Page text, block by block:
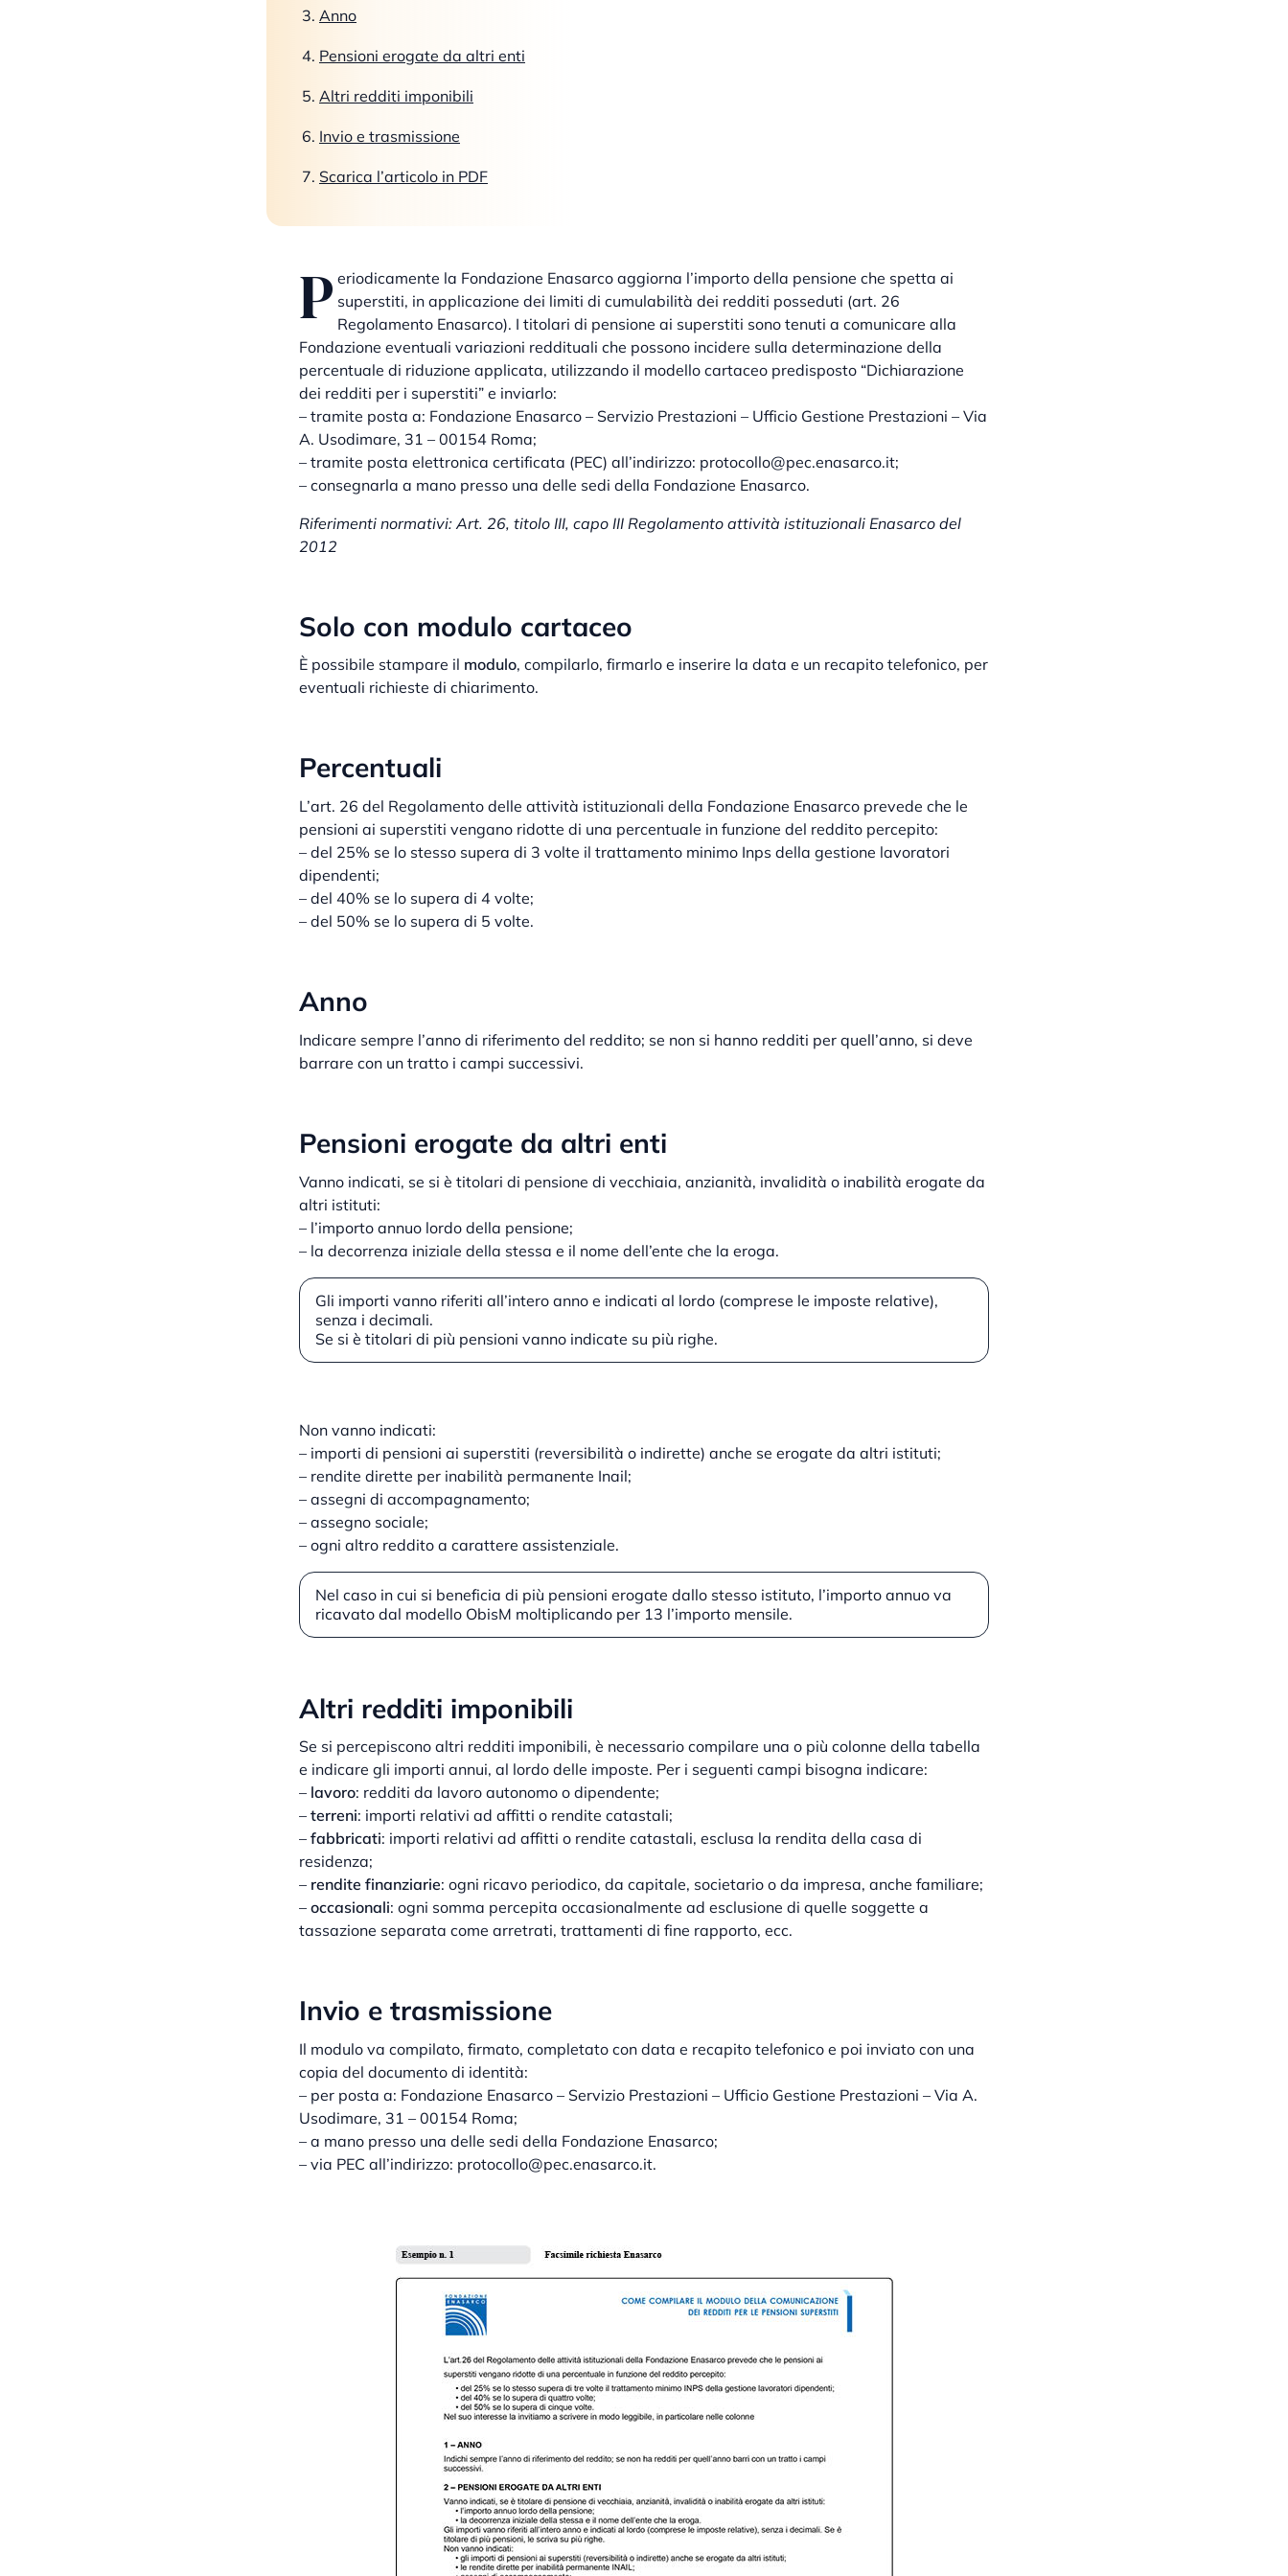
Anno
Pensioni erogate da altri enti
Altri redditi imponibili
Invio e trasmissione
Scarica l’articolo in PDF
P eriodicamente la Fondazione Enasarco aggiorna l’importo della pensione che spetta ai
superstiti, in applicazione dei limiti di cumulabilità dei redditi posseduti (art. 26
Regolamento Enasarco). I titolari di pensione ai superstiti sono tenuti a comunicare alla
Fondazione eventuali variazioni reddituali che possono incidere sulla determinazione della
percentuale di riduzione applicata, utilizzando il modello cartaceo predisposto “Dichiarazione
dei redditi per i superstiti” e inviarlo:
– tramite posta a: Fondazione Enasarco – Servizio Prestazioni – Ufficio Gestione Prestazioni – Via
A. Usodimare, 31 – 00154 Roma;
– tramite posta elettronica certificata (PEC) all’indirizzo: protocollo@pec.enasarco.it;
– consegnarla a mano presso una delle sedi della Fondazione Enasarco.
Riferimenti normativi: Art. 26, titolo III, capo III Regolamento attività istituzionali Enasarco del
2012
Solo con modulo cartaceo
È possibile stampare il modulo, compilarlo, firmarlo e inserire la data e un recapito telefonico, per
eventuali richieste di chiarimento.
Percentuali
L’art. 26 del Regolamento delle attività istituzionali della Fondazione Enasarco prevede che le
pensioni ai superstiti vengano ridotte di una percentuale in funzione del reddito percepito:
– del 25% se lo stesso supera di 3 volte il trattamento minimo Inps della gestione lavoratori
dipendenti;
– del 40% se lo supera di 4 volte;
– del 50% se lo supera di 5 volte.
Anno
Indicare sempre l’anno di riferimento del reddito; se non si hanno redditi per quell’anno, si deve
barrare con un tratto i campi successivi.
Pensioni erogate da altri enti
Vanno indicati, se si è titolari di pensione di vecchiaia, anzianità, invalidità o inabilità erogate da
altri istituti:
– l’importo annuo lordo della pensione;
– la decorrenza iniziale della stessa e il nome dell’ente che la eroga.
Gli importi vanno riferiti all’intero anno e indicati al lordo (comprese le imposte relative),
senza i decimali.
Se si è titolari di più pensioni vanno indicate su più righe.
Non vanno indicati:
– importi di pensioni ai superstiti (reversibilità o indirette) anche se erogate da altri istituti;
– rendite dirette per inabilità permanente Inail;
– assegni di accompagnamento;
– assegno sociale;
– ogni altro reddito a carattere assistenziale.
Nel caso in cui si beneficia di più pensioni erogate dallo stesso istituto, l’importo annuo va
ricavato dal modello ObisM moltiplicando per 13 l’importo mensile.
Altri redditi imponibili
Se si percepiscono altri redditi imponibili, è necessario compilare una o più colonne della tabella
e indicare gli importi annui, al lordo delle imposte. Per i seguenti campi bisogna indicare:
– lavoro: redditi da lavoro autonomo o dipendente;
– terreni: importi relativi ad affitti o rendite catastali;
– fabbricati: importi relativi ad affitti o rendite catastali, esclusa la rendita della casa di
residenza;
– rendite finanziarie: ogni ricavo periodico, da capitale, societario o da impresa, anche familiare;
– occasionali: ogni somma percepita occasionalmente ad esclusione di quelle soggette a
tassazione separata come arretrati, trattamenti di fine rapporto, ecc.
Invio e trasmissione
Il modulo va compilato, firmato, completato con data e recapito telefonico e poi inviato con una
copia del documento di identità:
– per posta a: Fondazione Enasarco – Servizio Prestazioni – Ufficio Gestione Prestazioni – Via A.
Usodimare, 31 – 00154 Roma;
– a mano presso una delle sedi della Fondazione Enasarco;
– via PEC all’indirizzo: protocollo@pec.enasarco.it.